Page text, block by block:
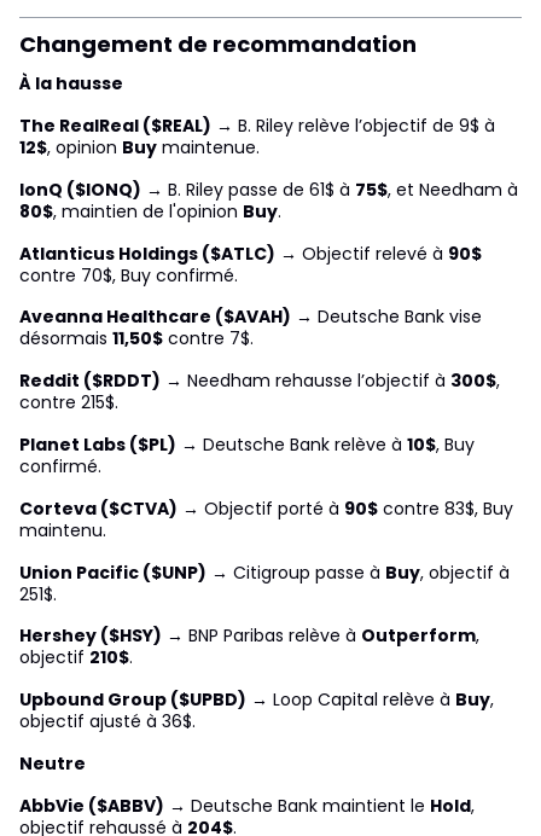
Changement de recommandation
À la hausse
The RealReal ($REAL) → B. Riley relève l’objectif de 9$ à
12$, opinion Buy maintenue.
IonQ ($IONQ) → B. Riley passe de 61$ à 75$, et Needham à
80$, maintien de l'opinion Buy.
Atlanticus Holdings ($ATLC) → Objectif relevé à 90$
contre 70$, Buy confirmé.
Aveanna Healthcare ($AVAH) → Deutsche Bank vise
désormais 11,50$ contre 7$.
Reddit ($RDDT) → Needham rehausse l’objectif à 300$,
contre 215$.
Planet Labs ($PL) → Deutsche Bank relève à 10$, Buy
confirmé.
Corteva ($CTVA) → Objectif porté à 90$ contre 83$, Buy
maintenu.
Union Pacific ($UNP) → Citigroup passe à Buy, objectif à
251$.
Hershey ($HSY) → BNP Paribas relève à Outperform,
objectif 210$.
Upbound Group ($UPBD) → Loop Capital relève à Buy,
objectif ajusté à 36$.
Neutre
AbbVie ($ABBV) → Deutsche Bank maintient le Hold,
objectif rehaussé à 204$.